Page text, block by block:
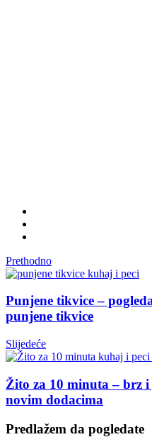
Prethodno
Punjene tikvice –
punjene tikvice
Slijedeće
Žito za 10 minuta – brz
novim dodacima
Predlažem da pogledate